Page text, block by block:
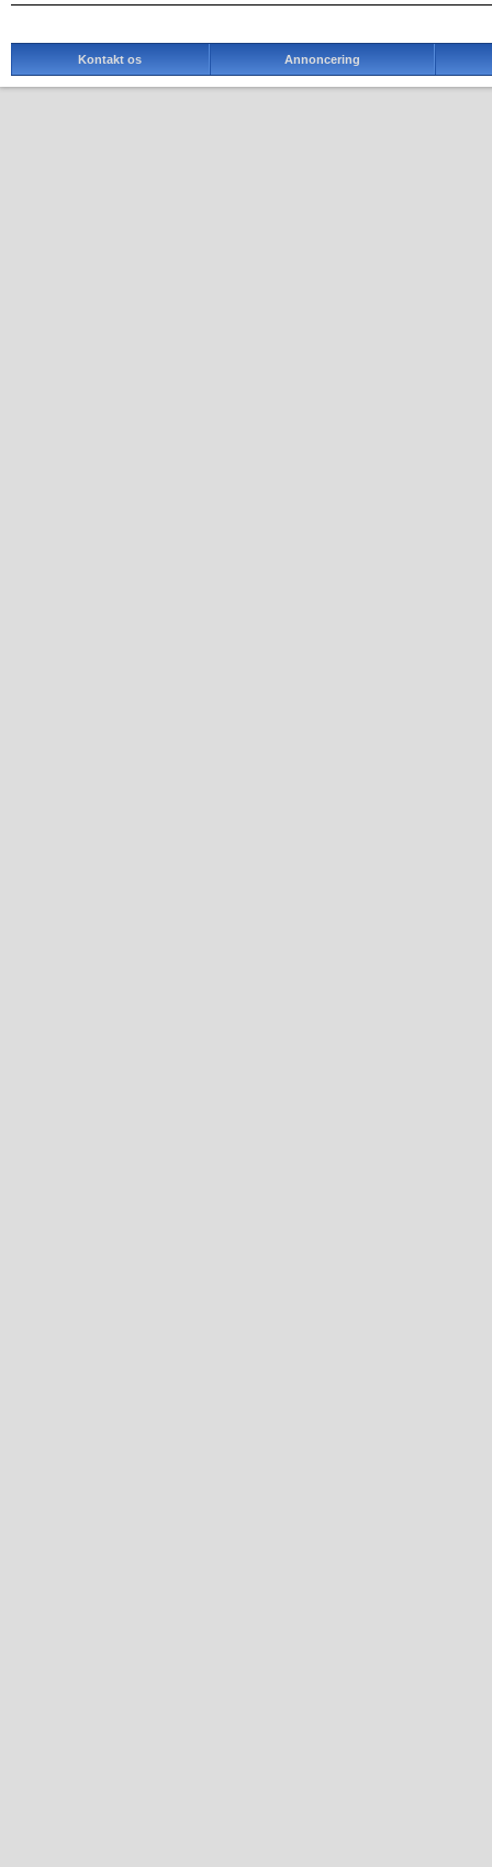
Kontakt os Annoncering